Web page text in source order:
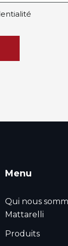
Menu
Qui nous
Mattarelli
Produits